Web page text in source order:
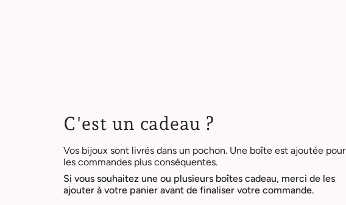
C'est un cadeau ?
Vos bijoux sont livrés dans un pochon. Une boîte est ajoutée pour
les commandes plus conséquentes.
Si vous souhaitez une ou plusieurs boîtes cadeau, merci de les
ajouter à votre panier avant de finaliser votre commande.